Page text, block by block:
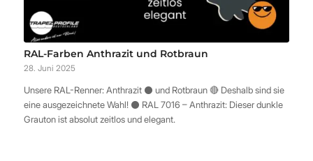
RAL-Farben Anthrazit und Rotbraun
28. Juni 2025
Unsere RAL-Renner: Anthrazit ⚫️ und Rotbraun 🔴 Deshalb sind sie
eine ausgezeichnete Wahl! ⚫️ RAL 7016 – Anthrazit: Dieser dunkle
Grauton ist absolut zeitlos und elegant.